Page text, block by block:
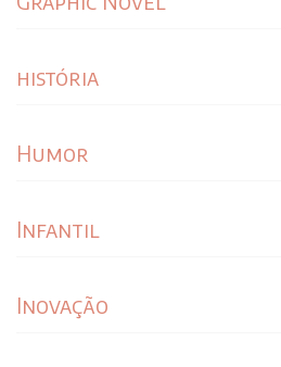
história
Humor
Infantil
Inovação